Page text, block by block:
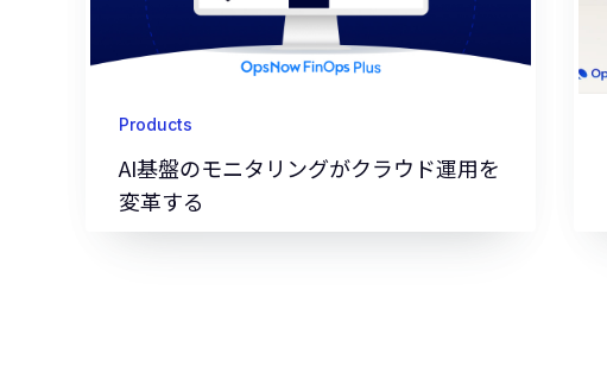
Products
AI基盤のモニタリングがクラウド運用を
変革する